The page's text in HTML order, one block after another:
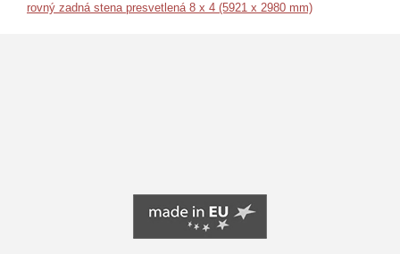
rovný zadná stena presvetlená 8 x 4 (5921 x 2980 mm)